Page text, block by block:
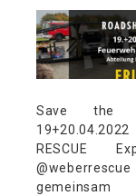
Kundendienst
Kontakt
Save the
RESCUE